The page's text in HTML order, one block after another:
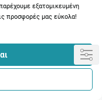
εξατομικευμένη
προσφορές μας εύκολα!